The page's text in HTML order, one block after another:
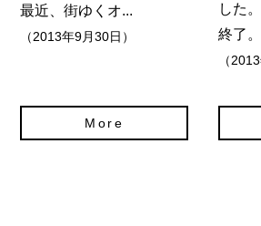
最近、街ゆくオ...
（2013年9月30日）
More
した
終了
（